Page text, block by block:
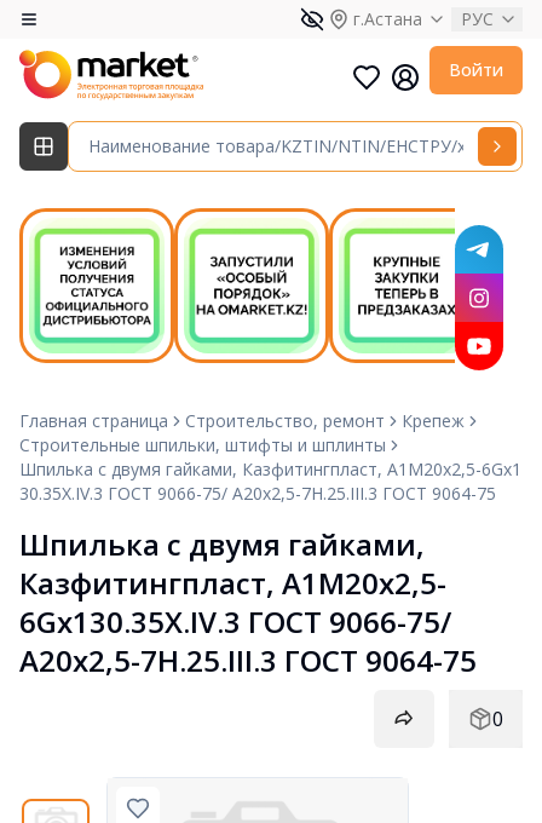
г.Астана РУС
Войти
Главная страница Строительство, ремонт
Крепеж
Строительные шпильки, штифты и шплинты
Шпилька с двумя гайками, Казфитингпласт, А1М20х2,5-6Gх1
30.35Х.IV.3 ГОСТ 9066-75/ А20х2,5-7H.25.III.3 ГОСТ 9064-75
Шпилька с двумя гайками,
Казфитингпласт, А1М20х2,5-
6Gх130.35Х.IV.3 ГОСТ 9066-75/
А20х2,5-7H.25.III.3 ГОСТ 9064-75
0